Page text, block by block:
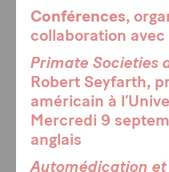
Conférences,
collaboration avec
Primate Societies
Robert Seyfarth,
américain à
Mercredi 9
anglais
Automédication